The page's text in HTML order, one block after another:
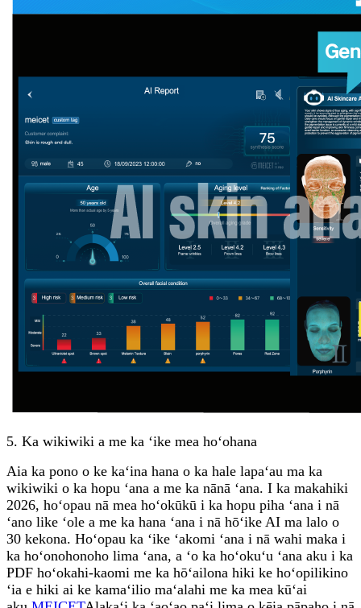
5. Ka wikiwiki a me ka ʻike mea hoʻohana
Aia ka pono o ke kaʻina hana o ka hale lapaʻau ma ka
wikiwiki o ka hopu ʻana a me ka nānā ʻana. I ka makahiki
2026, hoʻopau nā mea hoʻokūkū i ka hopu piha ʻana i nā
ʻano like ʻole a me ka hana ʻana i nā hōʻike AI ma lalo o
30 kekona. Hoʻopau ka ʻike ʻakomi ʻana i nā wahi maka i
ka hoʻonohonoho lima ʻana, a ʻo ka hoʻokuʻu ʻana aku i ka
PDF hoʻokahi-kaomi me ka hōʻailona hiki ke hoʻopilikino
ʻia e hiki ai ke kamaʻilio maʻalahi me ka mea kūʻai